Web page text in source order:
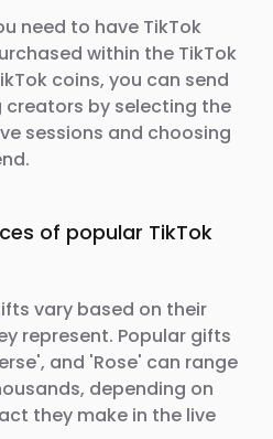
need to have TikTok
within the TikTok
coins, you can send
by selecting the
sessions and choosing
of popular TikTok
vary based on their
represent. Popular gifts
and 'Rose' can range
depending on
they make in the live